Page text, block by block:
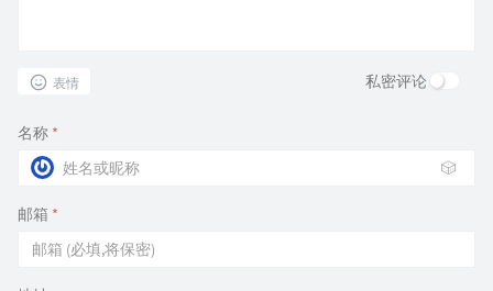
表情 私密评论
名称 *
🎲
邮箱 *